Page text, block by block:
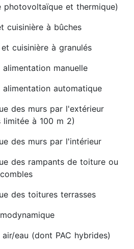
photovoltaïque et thermique)
cuisinière à bûches
cuisinière à granulés
manuelle
alimentation automatique
des murs par l'extérieur
limitée à 100 m 2)
des murs par l'intérieur
des rampants de toiture ou
des toitures terrasses
eau (dont PAC hybrides)